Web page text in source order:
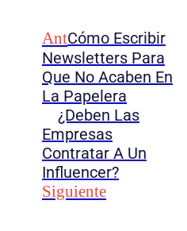
AntCómo Escribir
Newsletters Para
Que No Acaben En
La Papelera
¿Deben Las
Empresas
Contratar A Un
Influencer?
Siguiente